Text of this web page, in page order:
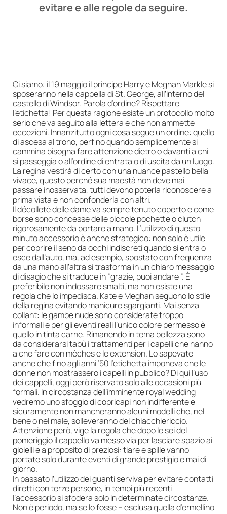
evitare e alle regole da seguire.
Ci siamo: il 19 maggio il principe Harry e Meghan Markle si
sposeranno nella cappella di St. George, all’interno del
castello di Windsor. Parola d’ordine? Rispettare
l’etichetta! Per questa ragione esiste un protocollo molto
serio che va seguito alla lettera e che non ammette
eccezioni. Innanzitutto ogni cosa segue un ordine: quello
di ascesa al trono, perfino quando semplicemente si
cammina bisogna fare attenzione dietro o davanti a chi
si passeggia o all’ordine di entrata o di uscita da un luogo.
La regina vestirà di certo con una nuance pastello bella
vivace, questo perché sua maestà non deve mai
passare inosservata, tutti devono poterla riconoscere a
prima vista e non confonderla con altri.
Il décolleté delle dame va sempre tenuto coperto e come
borse sono concesse delle piccole pochette o clutch
rigorosamente da portare a mano. L’utilizzo di questo
minuto accessorio è anche strategico: non solo è utile
per coprire il seno da occhi indiscreti quando si entra o
esce dall’auto, ma, ad esempio, spostato con frequenza
da una mano all’altra si trasforma in un chiaro messaggio
di disagio che si traduce in “grazie, puoi andare ”. È
preferibile non indossare smalti, ma non esiste una
regola che lo impedisca. Kate e Meghan seguono lo stile
della regina evitando manicure sgargianti. Mai senza
collant: le gambe nude sono considerate troppo
informali e per gli eventi reali l’unico colore permesso è
quello in tinta carne. Rimanendo in tema bellezza sono
da considerarsi tabù i trattamenti per i capelli che hanno
a che fare con mèches e le extension. Lo sapevate
anche che fino agli anni ’50 l’etichetta imponeva che le
donne non mostrassero i capelli in pubblico? Di qui l’uso
dei cappelli, oggi però riservato solo alle occasioni più
formali. In circostanza dell’imminente royal wedding
vedremo uno sfoggio di copricapi non indifferente e
sicuramente non mancheranno alcuni modelli che, nel
bene o nel male, solleveranno del chiacchiericcio.
Attenzione però, vige la regola che dopo le sei del
pomeriggio il cappello va messo via per lasciare spazio ai
gioielli e a proposito di preziosi: tiare e spille vanno
portate solo durante eventi di grande prestigio e mai di
giorno.
In passato l’utilizzo dei guanti serviva per evitare contatti
diretti con terze persone, in tempi più recenti
l’accessorio si sfodera solo in determinate circostanze.
Non è periodo, ma se lo fosse – esclusa quella d’ermellino